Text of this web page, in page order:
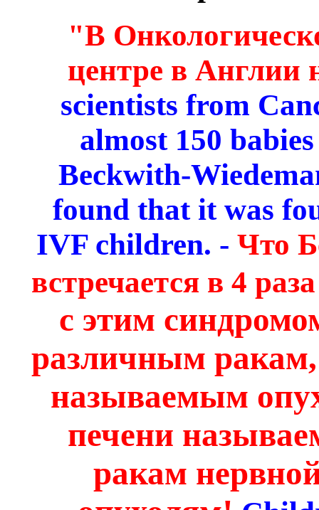
"В
центре в Англии
scientists from
almost 150
Beckwith-
found that it was
IVF children. - Что
встречается в 4
с этим
различным
называемым
печени
ракам